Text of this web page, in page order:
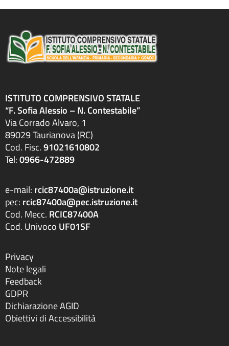
ISTITUTO COMPRENSIVO STATALE
“F. Sofia Alessio – N. Contestabile”
Via Corrado Alvaro, 1
89029 Taurianova (RC)
Cod. Fisc.91021610802
Tel:0966-472889
e-mail: rcic87400a@istruzione.it
pec: rcic87400a@pec.istruzione.it
Cod. Mecc. RCIC87400A
Cod. Univoco UF01SF
Privacy
Note legali
Feedback
GDPR
Dichiarazione AGID
Obiettivi di Accessibilità